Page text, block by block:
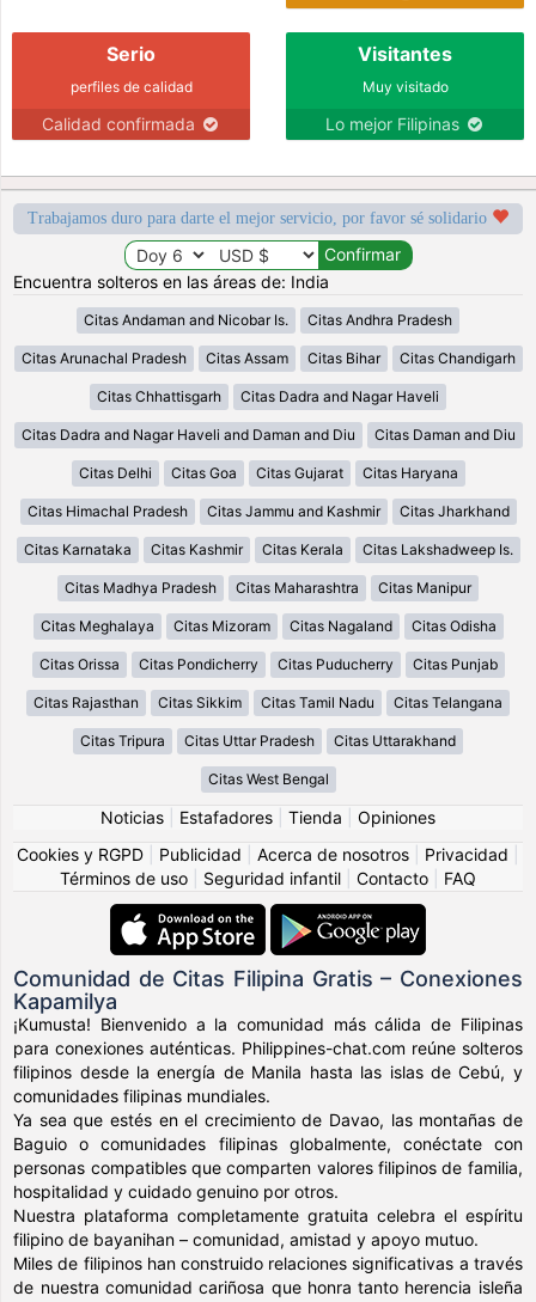
Serio
perfiles de calidad
Calidad confirmada
Visitantes
Muy visitado
Lo mejor Filipinas
Trabajamos duro para darte el mejor servicio, por favor sé solidario
Encuentra solteros en las áreas de: India
Citas Andaman and Nicobar Is. Citas Andhra Pradesh
Citas Arunachal Pradesh Citas Assam Citas Bihar Citas Chandigarh
Citas Chhattisgarh Citas Dadra and Nagar Haveli
Citas Dadra and Nagar Haveli and Daman and Diu Citas Daman and Diu
Citas Delhi Citas Goa Citas Gujarat Citas Haryana
Citas Himachal Pradesh Citas Jammu and Kashmir Citas Jharkhand
Citas Karnataka Citas Kashmir Citas Kerala Citas Lakshadweep Is.
Citas Madhya Pradesh Citas Maharashtra Citas Manipur
Citas Meghalaya Citas Mizoram Citas Nagaland Citas Odisha
Citas Orissa Citas Pondicherry Citas Puducherry Citas Punjab
Citas Rajasthan Citas Sikkim Citas Tamil Nadu Citas Telangana
Citas Tripura Citas Uttar Pradesh Citas Uttarakhand
Citas West Bengal
Noticias Estafadores Tienda
Opiniones
Cookies y RGPD
Publicidad Acerca de nosotros Privacidad
Términos de uso
Seguridad infantil Contacto FAQ
Comunidad de Citas Filipina Gratis – Conexiones
Kapamilya
¡Kumusta! Bienvenido a la comunidad más cálida de Filipinas
para conexiones auténticas. Philippines-chat.com reúne solteros
filipinos desde la energía de Manila hasta las islas de Cebú, y
comunidades filipinas mundiales.
Ya sea que estés en el crecimiento de Davao, las montañas de
Baguio o comunidades filipinas globalmente, conéctate con
personas compatibles que comparten valores filipinos de familia,
hospitalidad y cuidado genuino por otros.
Nuestra plataforma completamente gratuita celebra el espíritu
filipino de bayanihan – comunidad, amistad y apoyo mutuo.
Miles de filipinos han construido relaciones significativas a través
de nuestra comunidad cariñosa que honra tanto herencia isleña